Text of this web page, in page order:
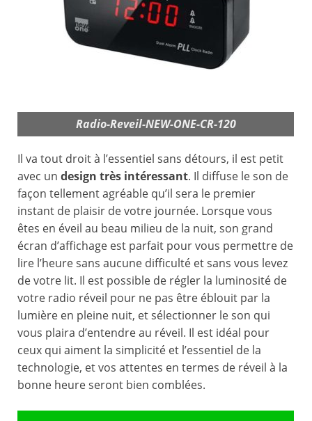
Radio-Reveil-NEW-ONE-CR-120
Il va tout droit à l’essentiel sans détours, il est petit
avec un design très intéressant. Il diffuse le son de
façon tellement agréable qu’il sera le premier
instant de plaisir de votre journée. Lorsque vous
êtes en éveil au beau milieu de la nuit, son grand
écran d’affichage est parfait pour vous permettre de
lire l’heure sans aucune difficulté et sans vous levez
de votre lit. Il est possible de régler la luminosité de
votre radio réveil pour ne pas être éblouit par la
lumière en pleine nuit, et sélectionner le son qui
vous plaira d’entendre au réveil. Il est idéal pour
ceux qui aiment la simplicité et l’essentiel de la
technologie, et vos attentes en termes de réveil à la
bonne heure seront bien comblées.